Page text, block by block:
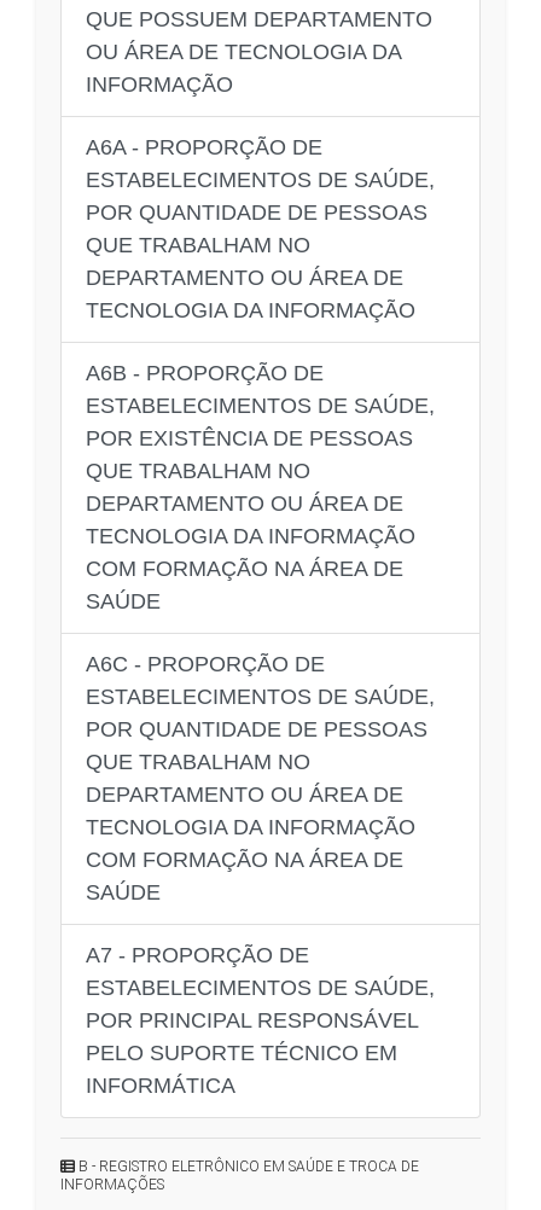
QUE POSSUEM DEPARTAMENTO
OU ÁREA DE TECNOLOGIA DA
INFORMAÇÃO
A6A - PROPORÇÃO DE
ESTABELECIMENTOS DE SAÚDE,
POR QUANTIDADE DE PESSOAS
QUE TRABALHAM NO
DEPARTAMENTO OU ÁREA DE
TECNOLOGIA DA INFORMAÇÃO
A6B - PROPORÇÃO DE
ESTABELECIMENTOS DE SAÚDE,
POR EXISTÊNCIA DE PESSOAS
QUE TRABALHAM NO
DEPARTAMENTO OU ÁREA DE
TECNOLOGIA DA INFORMAÇÃO
COM FORMAÇÃO NA ÁREA DE
SAÚDE
A6C - PROPORÇÃO DE
ESTABELECIMENTOS DE SAÚDE,
POR QUANTIDADE DE PESSOAS
QUE TRABALHAM NO
DEPARTAMENTO OU ÁREA DE
TECNOLOGIA DA INFORMAÇÃO
COM FORMAÇÃO NA ÁREA DE
SAÚDE
A7 - PROPORÇÃO DE
ESTABELECIMENTOS DE SAÚDE,
POR PRINCIPAL RESPONSÁVEL
PELO SUPORTE TÉCNICO EM
INFORMÁTICA
B - REGISTRO ELETRÔNICO EM SAÚDE E TROCA DE
INFORMAÇÕES